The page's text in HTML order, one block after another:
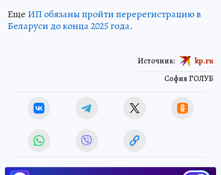
Еще ИП обязаны пройти перерегистрацию в
Беларуси до конца 2025 года.
София ГОЛУБ
Источник: kp.ru